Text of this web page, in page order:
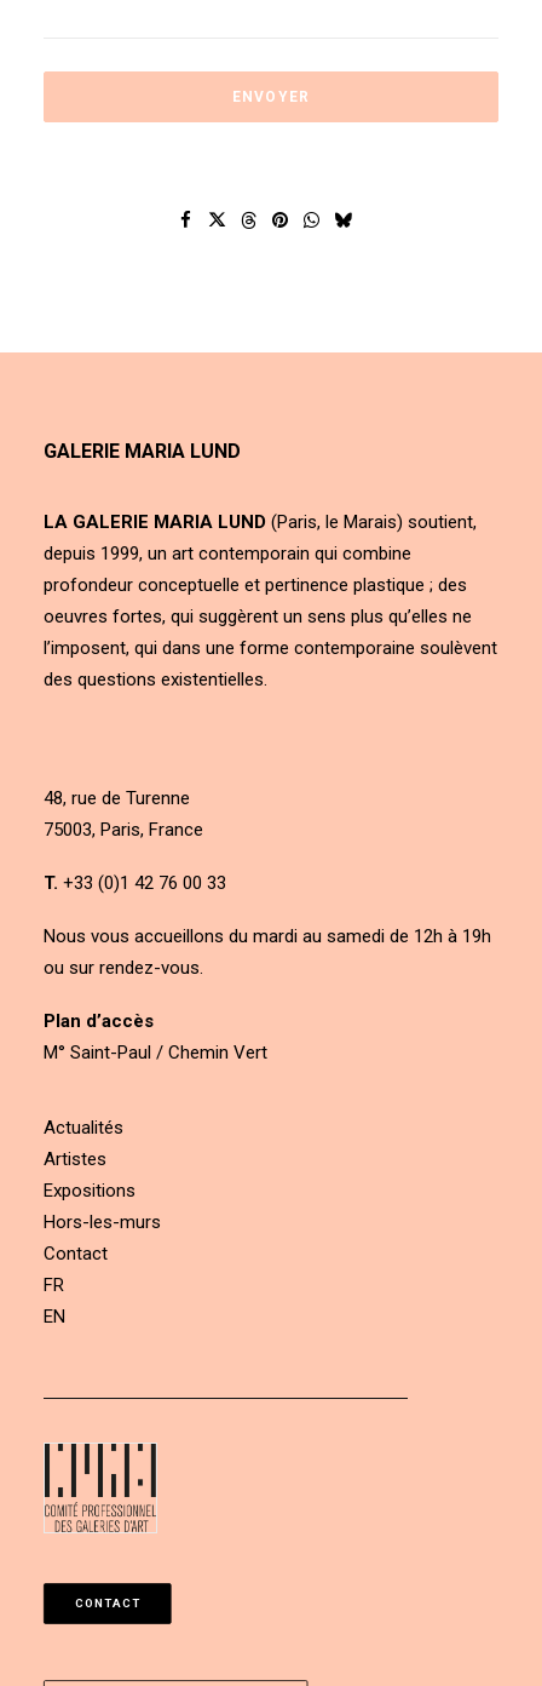
GALERIE MARIA LUND
LA GALERIE MARIA LUND (Paris, le Marais) soutient,
depuis 1999, un art contemporain qui combine
profondeur conceptuelle et pertinence plastique ; des
oeuvres fortes, qui suggèrent un sens plus qu’elles ne
l’imposent, qui dans une forme contemporaine soulèvent
des questions existentielles.
48, rue de Turenne
75003, Paris, France
T. +33 (0)1 42 76 00 33
Nous vous accueillons du mardi au samedi de 12h à 19h
ou sur rendez-vous.
Plan d’accès
M° Saint-Paul / Chemin Vert
Actualités
Artistes
Expositions
Hors-les-murs
Contact
FR
EN
CONTACT